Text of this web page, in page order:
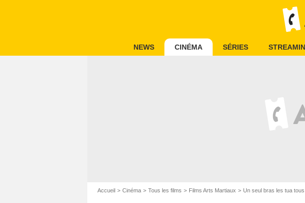
NEWS CINÉMA SÉRIES
Accueil Cinéma Tous les films Films Arts Martiaux Un seul bras les tua tous